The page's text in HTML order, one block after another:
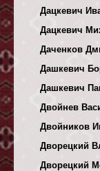
Дацкевич
Дацкевич
Даченков
Дашкевич
Дашкевич
Двойнев
Двойников
Дворецкий
Дворецкий